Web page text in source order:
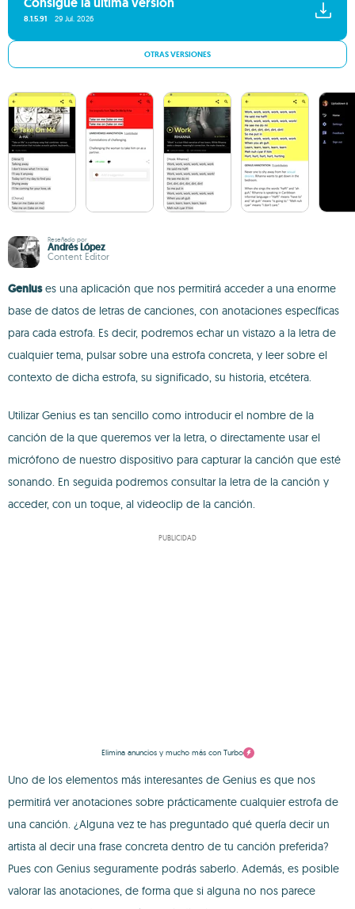
8.1.5.91 29 Jul. 2026
OTRAS VERSIONES
Reseñado por
Andrés López
Content Editor
Geniuses una aplicación que nos permitirá acceder a una enorme
base de datos de letras de canciones, con anotaciones específicas
para cada estrofa. Es decir, podremos echar un vistazo a la letra de
cualquier tema, pulsar sobre una estrofa concreta, y leer sobre el
contexto de dicha estrofa, su significado, su historia, etcétera.
Utilizar Genius es tan sencillo como introducir el nombre de la
canción de la que queremos ver la letra, o directamente usar el
micrófono de nuestro dispositivo para capturar la canción que esté
sonando. En seguida podremos consultar la letra de la canción y
acceder, con un toque, al videoclip de la canción.
PUBLICIDAD
Elimina anuncios y mucho más con Turbo
Uno de los elementos más interesantes de Genius es que nos
permitirá ver anotaciones sobre prácticamente cualquier estrofa de
una canción. ¿Alguna vez te has preguntado qué quería decir un
artista al decir una frase concreta dentro de tu canción preferida?
Pues con Genius seguramente podrás saberlo. Además, es posible
valorar las anotaciones, de forma que si alguna no nos parece